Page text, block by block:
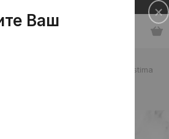
коллекция Supreme Estima
Supreme Estima
Ваш